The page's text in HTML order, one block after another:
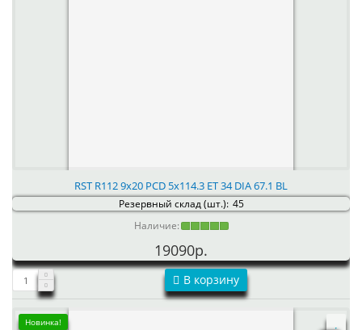
RST R112 9x20 PCD 5x114.3 ET 34 DIA 67.1 BL
Резервный склад (шт.): 45
Наличие:
19090р.
В корзину
Новинка!